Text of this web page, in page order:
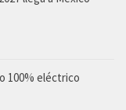
100% eléctrico